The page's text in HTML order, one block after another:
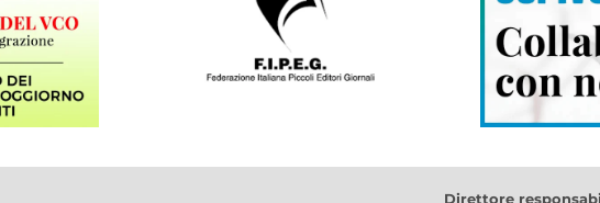
Direttore